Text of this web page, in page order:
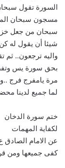
السورة تقول
مسجون سبحان
سبحان من جعل
شيئا أن يقول له
واليه ترجعون.. ثم
بحق سورة يس
مرة يامفرج فرج
لما جميع لدينا
ختم سورة الدخان
لكفاية المهمات
عن الامام
كفى جميعها ومن